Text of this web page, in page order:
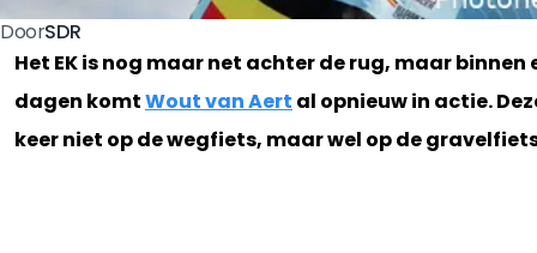
DoorSDR
Het EK is nog maar net achter de rug, maar binnen
dagen komtWout van Aert al opnieuw in actie.
keer niet op de wegfiets, maar wel op de